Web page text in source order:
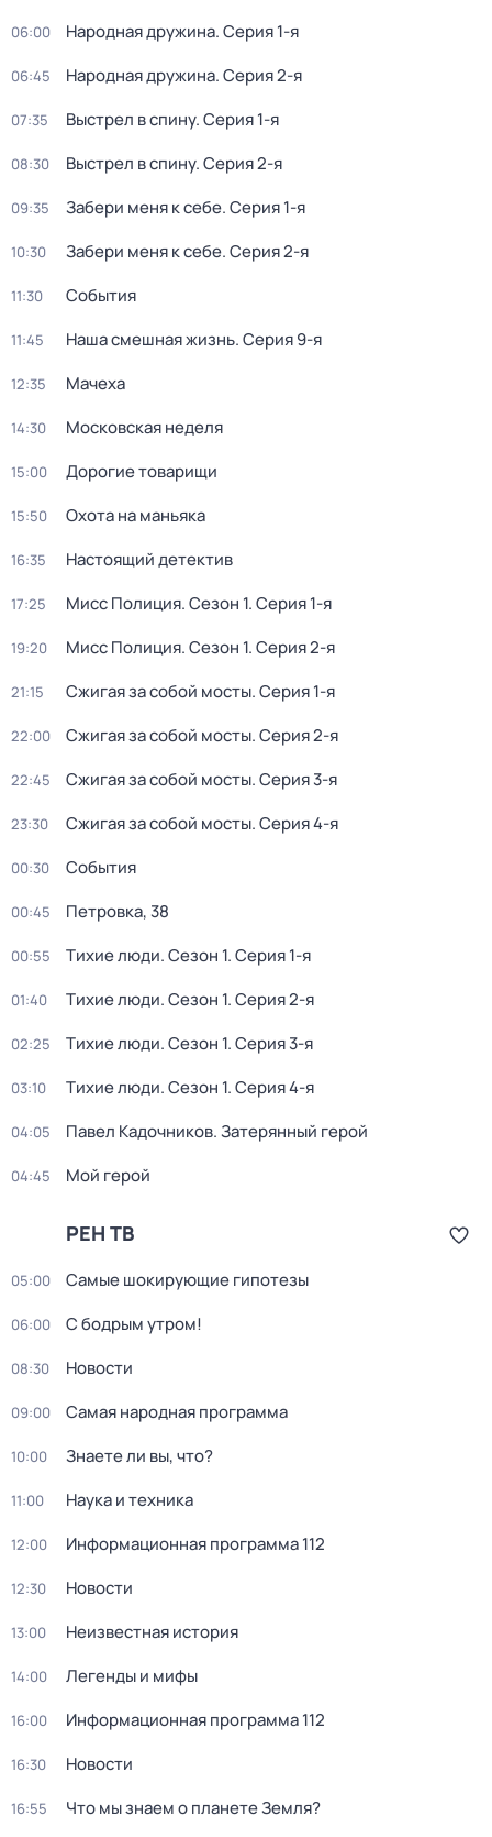
06:00 Народная дружина. Серия 1-я
06:45 Народная дружина. Серия 2-я
07:35 Выстрел в спину. Серия 1-я
08:30 Выстрел в спину. Серия 2-я
09:35 Забери меня к себе. Серия 1-я
10:30 Забери меня к себе. Серия 2-я
11:30 События
11:45 Наша смешная жизнь. Серия 9-я
12:35 Мачеха
14:30 Московская неделя
15:00 Дорогие товарищи
15:50 Охота на маньяка
16:35 Настоящий детектив
17:25 Мисс Полиция. Сезон 1. Серия 1-я
19:20 Мисс Полиция. Сезон 1. Серия 2-я
21:15 Сжигая за собой мосты. Серия 1-я
22:00 Сжигая за собой мосты. Серия 2-я
22:45 Сжигая за собой мосты. Серия 3-я
23:30 Сжигая за собой мосты. Серия 4-я
00:30 События
00:45 Петровка, 38
00:55 Тихие люди. Сезон 1. Серия 1-я
01:40 Тихие люди. Сезон 1. Серия 2-я
02:25 Тихие люди. Сезон 1. Серия 3-я
03:10 Тихие люди. Сезон 1. Серия 4-я
04:05 Павел Кадочников. Затерянный герой
04:45 Мой герой
РЕН ТВ
05:00 Самые шoкиpующие гипотезы
06:00 С бодрым утром!
08:30 Новости
09:00 Самая народная программа
10:00 Знаете ли вы, что?
11:00 Наука и техника
12:00 Информационная программа 112
12:30 Новости
13:00 Неизвестная история
14:00 Легенды и мифы
16:00 Информационная программа 112
16:30 Новости
16:55 Что мы знаем о планете Земля?